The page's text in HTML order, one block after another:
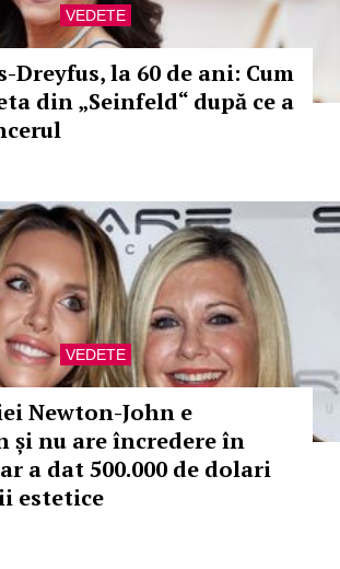
VEDETE
Dreyfus, la 60 de ani: Cum
din „Seinfeld“ după ce a
VEDETE
Newton-John e
și nu are încredere în
a dat 500.000 de dolari
estetice